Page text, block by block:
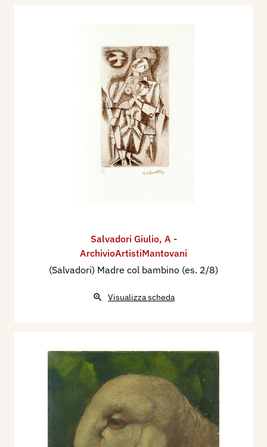
Salvadori Giulio, A -
ArchivioArtistiMantovani
(Salvadori) Madre col bambino (es. 2/8)
Visualizza scheda